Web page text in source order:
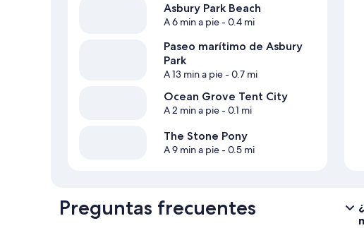
Asbury Park Beach
A 6 min a pie- 0.4 mi
Paseo marítimo de Asbury
Park
A 13 min a pie- 0.7 mi
Ocean Grove Tent City
A 2 min a pie- 0.1 mi
The Stone Pony
A 9 min a pie- 0.5 mi
Preguntas frecuentes